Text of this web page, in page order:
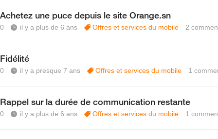
Achetez une puce depuis le site Orange.sn
0 il y a plus de 6 ans Offres et services du mobile 2
Fidélité
0 il y a presque 7 ans Offres et services du mobile 1
Rappel sur la durée de communication restante
0 il y a plus de 6 ans Offres et services du mobile 1